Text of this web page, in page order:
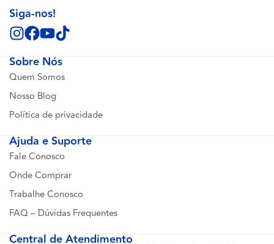
Sobre Nós
Quem Somos
Nosso Blog
Política de privacidade
Ajuda e Suporte
Fale Conosco
Onde Comprar
Trabalhe Conosco
FAQ – Dúvidas Frequentes
Central de Atendimento
Siga-nos!